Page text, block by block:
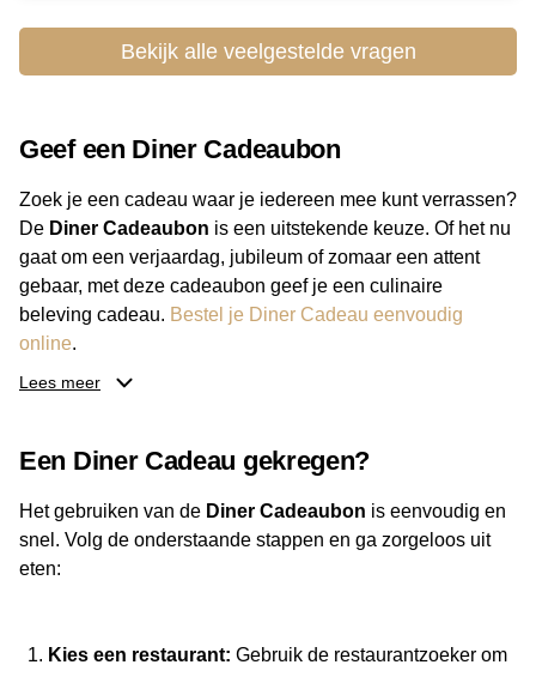
Bekijk alle veelgestelde vragen
Geef een Diner Cadeaubon
Zoek je een cadeau waar je iedereen mee kunt verrassen?
De Diner Cadeaubon is een uitstekende keuze. Of het nu
gaat om een verjaardag, jubileum of zomaar een attent
gebaar, met deze cadeaubon geef je een culinaire
beleving cadeau. Bestel je Diner Cadeau eenvoudig
online.
het bedrag, zodat de cadeaubon altijd past bij je budget.
goed ontvangen wordt.
Lees meer
Een Diner Cadeau gekregen?
Het gebruiken van de Diner Cadeaubon is eenvoudig en
snel. Volg de onderstaande stappen en ga zorgeloos uit
eten:
Kies een restaurant: Gebruik de restaurantzoeker om